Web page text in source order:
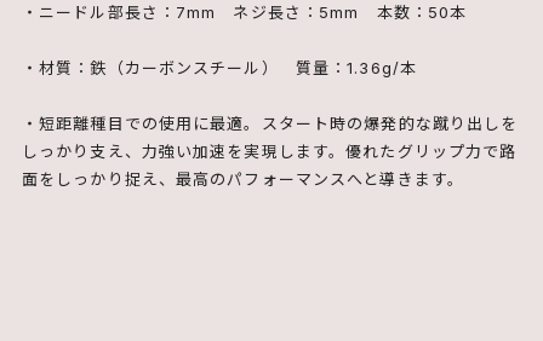
・ニードル部長さ：7mm ネジ長さ：5mm 本数：50本
・材質：鉄（カーボンスチール） 質量：1.36g/本
・短距離種目での使用に最適。スタート時の爆発的な蹴り出しを
しっかり支え、力強い加速を実現します。優れたグリップ力で路
面をしっかり捉え、最高のパフォーマンスへと導きます。